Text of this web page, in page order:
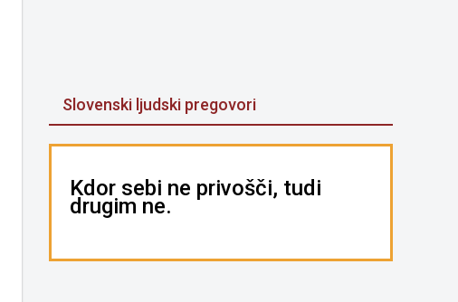
Slovenski ljudski pregovori
Kdor sebi ne privošči, tudi
drugim ne.